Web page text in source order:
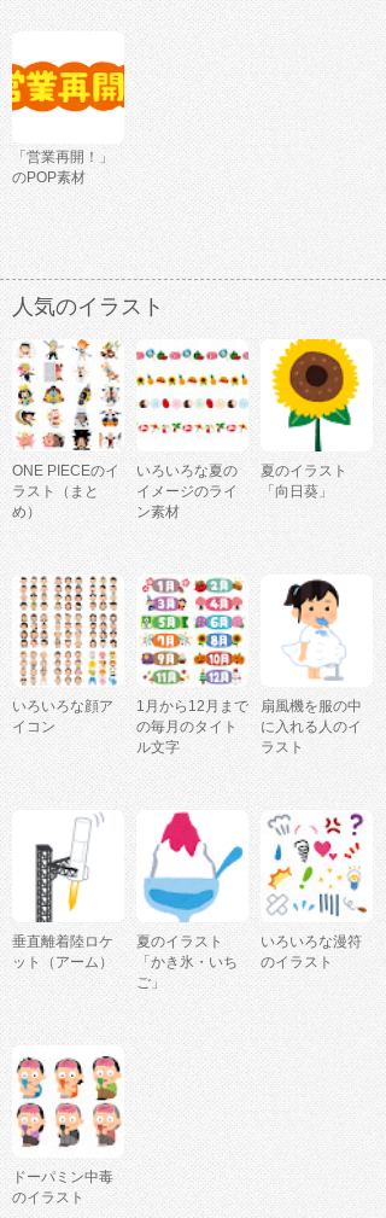
「営業再開！」
のPOP素材
人気のイラスト
ONE PIECEのイ
ラスト（まと
め）
いろいろな夏の
イメージのライ
ン素材
夏のイラスト
「向日葵」
いろいろな顔ア
イコン
1月から12月まで
の毎月のタイト
ル文字
扇風機を服の中
に入れる人のイ
ラスト
垂直離着陸ロケ
ット（アーム）
夏のイラスト
「かき氷・いち
ご」
いろいろな漫符
のイラスト
ドーパミン中毒
のイラスト